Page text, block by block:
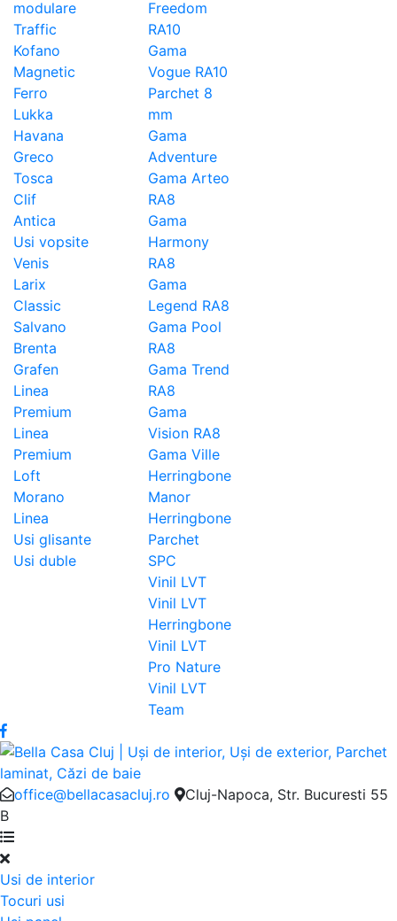
modulare
Traffic
Kofano
Magnetic
Ferro
Lukka
Havana
Greco
Tosca
Clif
Antica
Usi vopsite
Venis
Larix
Classic
Salvano
Brenta
Grafen
Linea
Premium
Linea
Premium
Loft
Morano
Linea
Usi glisante
Usi duble
Freedom
RA10
Gama
Vogue RA10
Parchet 8
mm
Gama
Adventure
Gama Arteo
RA8
Gama
Harmony
RA8
Gama
Legend RA8
Gama Pool
RA8
Gama Trend
RA8
Gama
Vision RA8
Gama Ville
Herringbone
Manor
Herringbone
Parchet
SPC
Vinil LVT
Vinil LVT
Herringbone
Vinil LVT
Pro Nature
Vinil LVT
Team
office@bellacasacluj.ro
Cluj-Napoca, Str. Bucuresti 55
B
Usi de interior
Tocuri usi